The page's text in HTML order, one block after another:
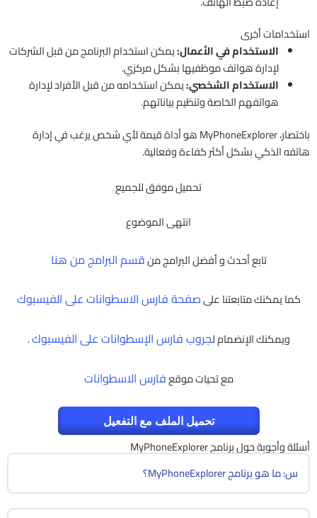
استخدامات أخرى
الاستخدام في الأعمال:يمكن استخدام البرنامج من قبل الشركات
لإدارة هواتف موظفيها بشكل مركزي.
الاستخدام الشخصي:يمكن استخدامه من قبل الأفراد لإدارة
هواتفهم الخاصة وتنظيم بياناتهم.
باختصار، MyPhoneExplorer هو أداة قيمة لأي شخص يرغب في إدارة
هاتفه الذكي بشكل أكثر كفاءة وفعالية.
تحميل موفق للجميع
انتهى الموضوع
تابع أحدث و أفضل البرامج منقسم البرامج من هنا
كما يمكنك متابعتنا علىصفحة فارس الاسطوانات على الفيسبوك
ويمكنك الإنضمام لجروب فارس الإسطوانات على الفيسبوك.
مع تحيات موقعفارس الاسطوانات
تحميل الملف مع التفعيل
أسئلة وأجوبة حول برنامج MyPhoneExplorer
س: ما هو برنامج MyPhoneExplorer؟